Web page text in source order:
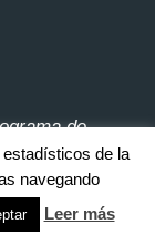
de
l recibimos
en el que
en ningún
nos
de la
navegando
Leer más